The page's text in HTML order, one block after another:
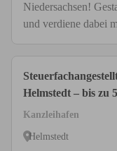
Niedersachsen!
und verdiene dabei
Helmstedt – bis zu
Kanzleihafen
Helmstedt